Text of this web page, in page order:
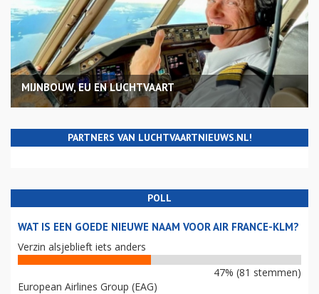
MIJNBOUW, EU EN LUCHTVAART
PARTNERS VAN LUCHTVAARTNIEUWS.NL!
POLL
WAT IS EEN GOEDE NIEUWE NAAM VOOR AIR FRANCE-KLM?
Verzin alsjeblieft iets anders
47% (81 stemmen)
European Airlines Group (EAG)